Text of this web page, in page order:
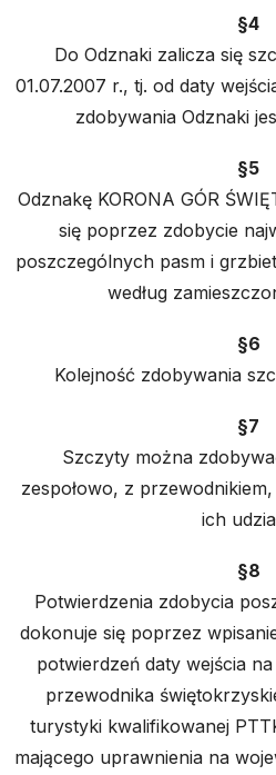
§4
Do Odznaki zalicza się
01.07.2007 r., tj. od daty
zdobywania Odznaki
§5
Odznakę KORONA GÓR
się poprzez zdobycie
poszczególnych pasm i
według
§6
Kolejność zdobywania
§7
Szczyty można
zespołowo, z
ich
§8
Potwierdzenia zdobycia
dokonuje się poprzez
potwierdzeń daty wejścia
przewodnika
turystyki kwalifikowanej
mającego uprawnienia na